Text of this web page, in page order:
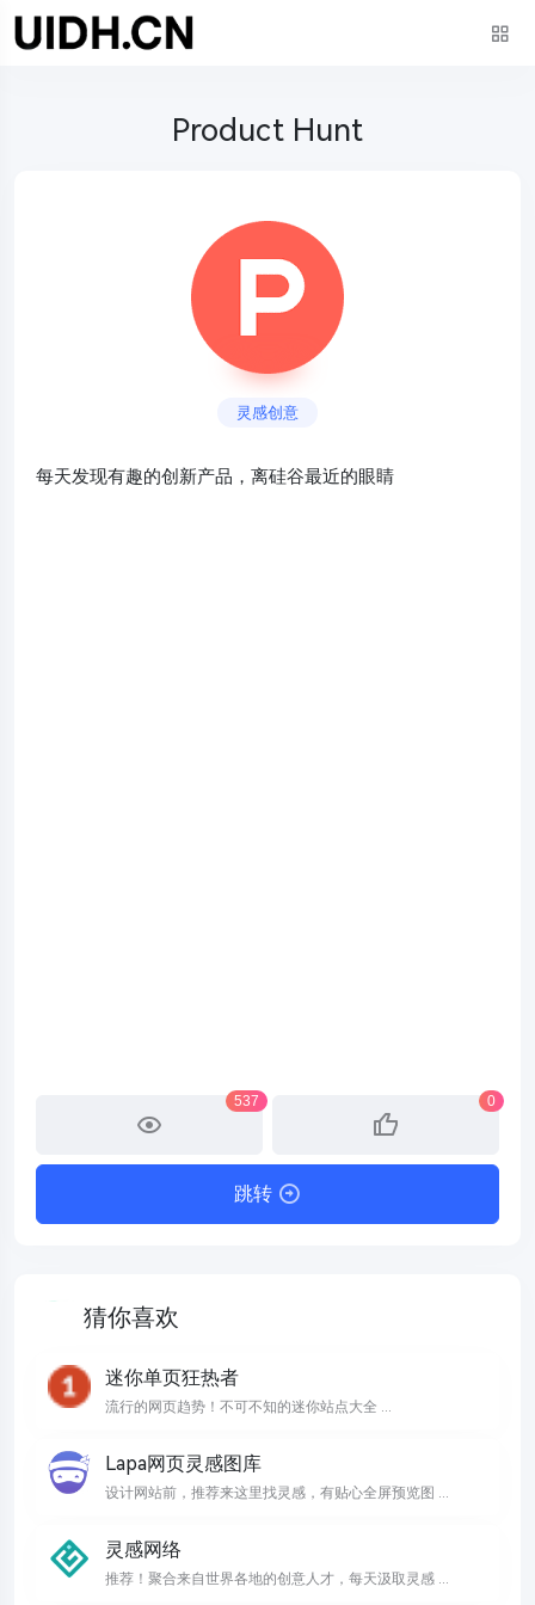
Product Hunt
灵感创意
每天发现有趣的创新产品，离硅谷最近的眼睛
537 0
跳转
猜你喜欢
迷你单页狂热者
流行的网页趋势！不可不知的迷你站点大全 ...
Lapa网页灵感图库
设计网站前，推荐来这里找灵感，有贴心全屏预览图 ...
灵感网络
推荐！聚合来自世界各地的创意人才，每天汲取灵感 ...